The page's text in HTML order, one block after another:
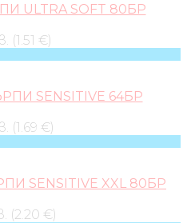
ULTRA SOFT 80БР
(1.51 €)
SENSITIVE 64БР
(1.69 €)
SENSITIVE XXL 80БР
(2.20 €)